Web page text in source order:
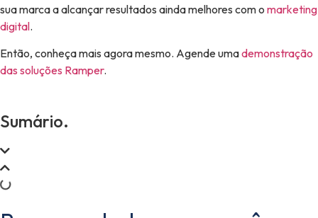
sua marca a alcançar resultados ainda melhores com o marketing
digital.
Então, conheça mais agora mesmo. Agende umademonstração
das soluções Ramper.
Sumário.